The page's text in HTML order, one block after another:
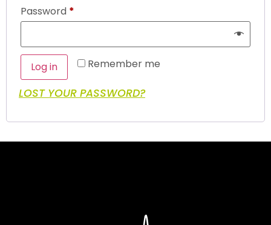
Password *
Remember me
Log in
LOST YOUR PASSWORD?